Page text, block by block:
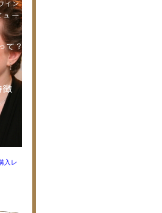
入レ